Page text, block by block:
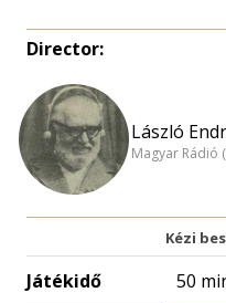
Director:
László
Magyar Rádió
Kézi
Játékidő 50